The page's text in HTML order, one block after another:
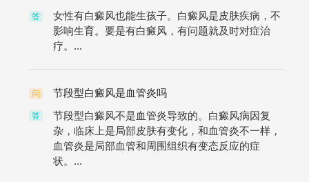
答
女性有白癜风也能生孩子。白癜风是皮肤疾病，不
影响生育。要是有白癜风，有问题就及时对症治
疗。...
问 节段型白癜风是血管炎吗
答
节段型白癜风不是血管炎导致的。白癜风病因复
杂，临床上是局部皮肤有变化，和血管炎不一样，
血管炎是局部血管和周围组织有变态反应的症
状。...